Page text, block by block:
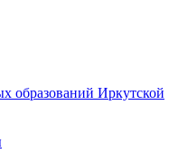
образований Иркутской